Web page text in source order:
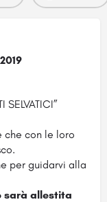
SELVATICI”
che con le loro
per guidarvi alla
sarà allestita